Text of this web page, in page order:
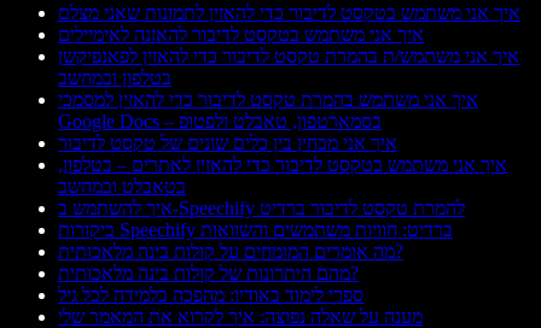
איך אני משתמש בטקסט לדיבור כדי להאזין לתמונות שאני מצלם
איך אני משתמש בטקסט לדיבור להאזנה לאימיילים
איך אני משתמש/ת בהמרת טקסט לדיבור כדי להאזין לפאנפיקשן
בטלפון ובמחשב
איך אני משתמש בהמרת טקסט לדיבור כדי להאזין למסמכי
Google Docs – בסמארטפון, טאבלט ולפטופ
איך אני מבחין בין כלים שונים של טקסט לדיבור
איך אני משתמש בטקסט לדיבור כדי להאזין לאתרים – בטלפון,
בטאבלט ובמחשב
איך להשתמש ב-Speechify להמרת טקסט לדיבור ברדיט
ביקורות Speechify ברדיט: חוויות משתמשים והשוואות
מה אומרים המומחים על קולות בינה מלאכותית?
מהם היתרונות של קולות בינה מלאכותית?
ספרי לימוד באודיו: מהפכה בלמידה לכל גיל
מענה על שאלה נפוצה: איך לקרוא את המאמר שלי